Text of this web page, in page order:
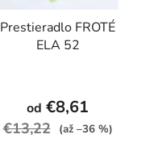
Prestieradlo FROTÉ
ELA 52
od €8,61
€13,22 (až –36 %)